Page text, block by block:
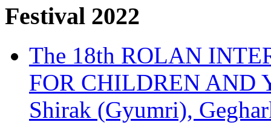
Festival 2022
The 18th ROLAN
FOR CHILDREN AND
Shirak (Gyumri),